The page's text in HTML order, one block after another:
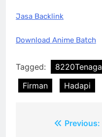
Jasa Backlink
Download Anime Batch
Tagged: 8220Tenaga
Firman
Hadapi
Previous: